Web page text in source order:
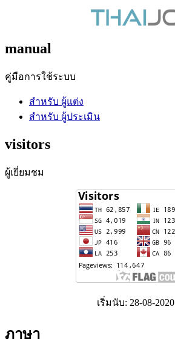
manual
คู่มือการใช้ระบบ
สำหรับ ผู้แต่ง
สำหรับ ผู้ประเมิน
visitors
ผู้เยี่ยมชม
เริ่มนับ: 28-08-2020
ภาษา